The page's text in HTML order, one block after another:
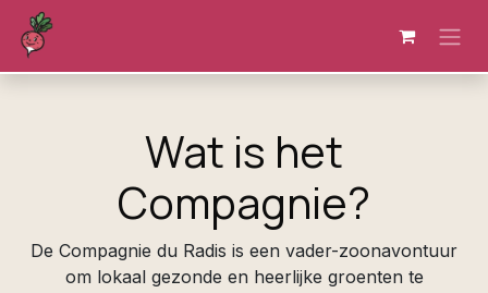
Overslaan naar inhoud
Wat is het
Compagnie?
De Compagnie du Radis is een vader-zoonavontuur
om lokaal gezonde en heerlijke groenten te